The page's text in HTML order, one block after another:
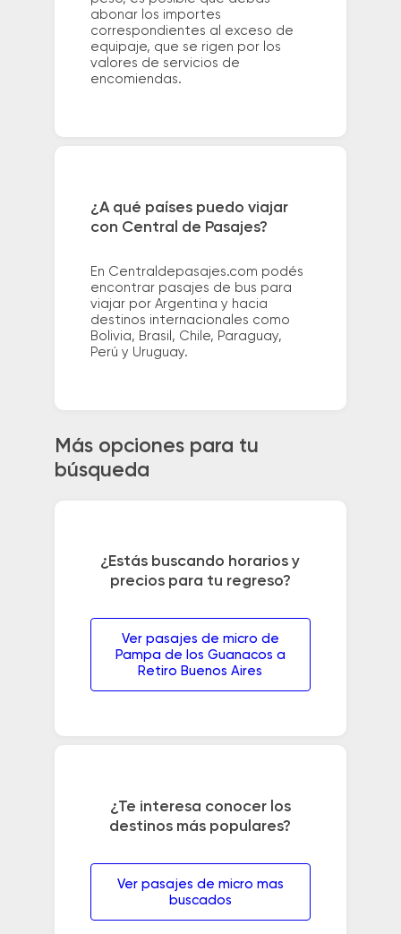
abonar los importes
correspondientes al exceso de
equipaje, que se rigen por los
valores de servicios de
encomiendas.
¿A qué países puedo viajar
con Central de Pasajes?
En Centraldepasajes.com podés
encontrar pasajes de bus para
viajar por Argentina y hacia
destinos internacionales como
Bolivia, Brasil, Chile, Paraguay,
Perú y Uruguay.
Más opciones para tu
búsqueda
¿Estás buscando horarios y
precios para tu regreso?
Ver pasajes de micro de
Pampa de los Guanacos a
Retiro Buenos Aires
¿Te interesa conocer los
destinos más populares?
Ver pasajes de micro mas
buscados